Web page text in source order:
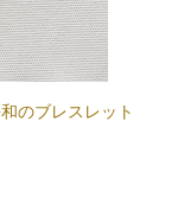
のブレスレット